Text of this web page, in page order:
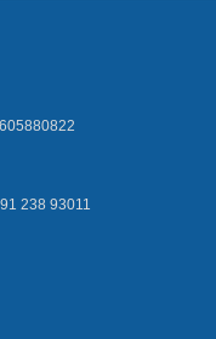
238 93011